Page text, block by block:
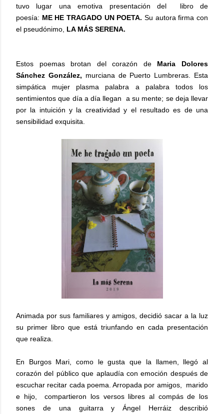
tuvo lugar una emotiva presentación del libro de
poesía: ME HE TRAGADO UN POETA. Su autora firma con
el pseudónimo, LA MÁS SERENA.
Estos poemas brotan del corazón de Maria Dolores
Sánchez González, murciana de Puerto Lumbreras. Esta
simpática mujer plasma palabra a palabra todos los
sentimientos que día a día llegan a su mente; se deja llevar
por la intuición y la creatividad y el resultado es de una
sensibilidad exquisita.
Animada por sus familiares y amigos, decidió sacar a la luz
su primer libro que está triunfando en cada presentación
que realiza.
En Burgos Mari, como le gusta que la llamen, llegó al
corazón del público que aplaudía con emoción después de
escuchar recitar cada poema. Arropada por amigos, marido
e hijo, compartieron los versos libres al compás de los
sones de una guitarra y Ángel Herráiz describió